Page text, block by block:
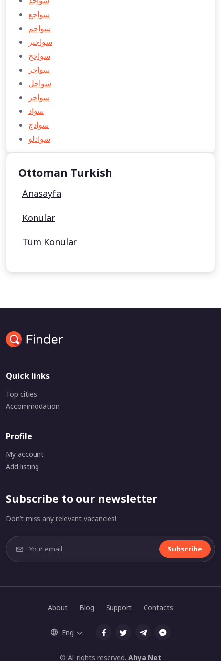
سواجع
سواجم
سواجير
سواجح
سواحر
سواحل
سواخر
سواد
سوادج
سوادلو
Ottoman Turkish
Anasayfa
Konular
Tüm Konular
Quick links
Top cities
Accommodation
Profile
My account
Add listing
Subscribe to our newsletter
Don’t miss any relevant vacancies!
Subscribe
© All rights reserved. Ahya.Net
About Blog Support Contacts
Eng